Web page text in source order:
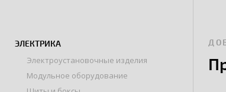
ЭЛЕКТРИКА
Электроустановочные изделия
Модульное оборудование